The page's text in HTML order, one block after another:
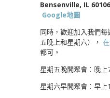
Bensenville, IL 60106
Google地圖
同時，歡迎加入我們
五晚上和星期六），
都可。
星期五晚間聚會：晚上
星期六早間聚會：早上